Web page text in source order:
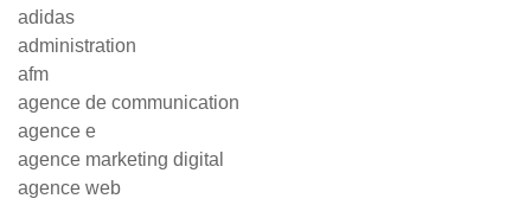
adidas
administration
afm
agence de communication
agence e
agence marketing digital
agence web